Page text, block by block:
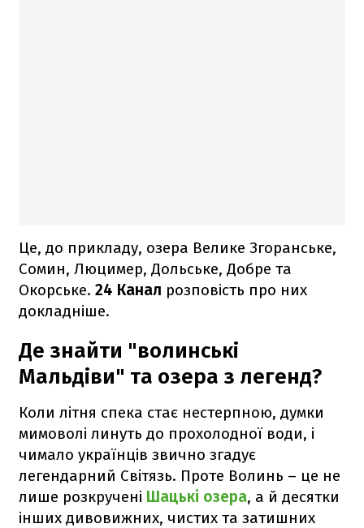
Це, до прикладу, озера Велике Згоранське,
Сомин, Люцимер, Дольське, Добре та
Окорське. 24 Канал розповість про них
докладніше.
Де знайти "волинські
Мальдіви" та озера з легенд?
Коли літня спека стає нестерпною, думки
мимоволі линуть до прохолодної води, і
чимало українців звично згадує
легендарний Світязь. Проте Волинь – це не
лише розкручені Шацькі озера, а й десятки
інших дивовижних, чистих та затишних